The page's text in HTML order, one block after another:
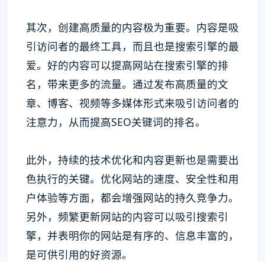
其次，创建高质量的内容极为重要。内容是吸
引访问者的最终工具，而且也是搜索引擎的最
爱。好的内容可以提高网站在搜索引擎的排
名，带来更多的流量。通过发布高质量的文
章、博客、视频等多媒体形式来吸引访问者的
注意力，从而提高SEO关键词的排名。
此外，持续的技术优化和内容更新也是需要出
色执行的关键。优化网站的速度、安全性和用
户体验等方面，都会增强网站的持久竞争力。
另外，频繁更新网站的内容可以吸引搜索引
擎，并表明你的网站是有序的、信息丰富的，
是可供引用的好资源。